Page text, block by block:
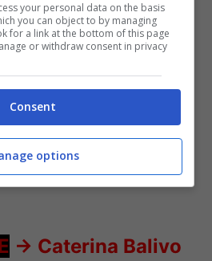
selfie – Solonotizie24
->Uomini e
di Luca: la dura
-> Caterina Balivo
your personal data on the basis
you can object to by managing
for a link at the bottom of this page
or withdraw consent in privacy
Consent
options